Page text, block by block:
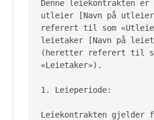
Denne leiekontrakten er
utleier [Navn på
referert til som
leietaker [Navn på
(heretter referert til
«Leietaker»).
1. Leieperiode:
Leiekontrakten gjelder